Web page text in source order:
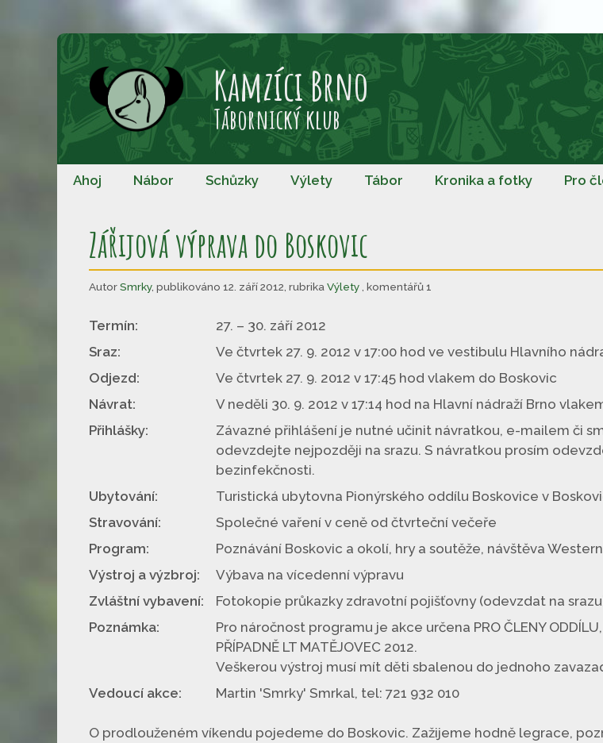
Přeskočit
Kamzíci Brno
Tábornický klub
Ahoj Nábor Schůzky Výlety Tábor Kronika a fotky Pro
Zářijová výprava do Boskovic
AutorSmrky, publikováno 12. září 2012 rubrika Výlety , komentářů 1
Termín:
27. – 30. září 2012
Sraz:
Ve čtvrtek 27. 9. 2012 v 17:00 hod ve vestibulu Hlavního
Odjezd:
Ve čtvrtek 27. 9. 2012 v 17:45 hod vlakem do Boskovic
Návrat:
V neděli 30. 9. 2012 v 17:14 hod na Hlavní nádraží Brno
Přihlášky:
Závazné přihlášení je nutné učinit návratkou, e-mailem či
odevzdejte nejpozději na srazu. S návratkou prosím
bezinfekčnosti.
Ubytování:
Turistická ubytovna Pionýrského oddílu Boskovice v
Stravování:
Společné vaření v ceně od čtvrteční večeře
Program:
Poznávání Boskovic a okolí, hry a soutěže, návštěva
Výstroj a výzbroj:
Výbava na vícedenní výpravu
Zvláštní vybavení:
Fotokopie průkazky zdravotní pojišťovny (odevzdat na
Poznámka:
Pro náročnost programu je akce určena PRO ČLENY ODDÍLU,
PŘÍPADNĚ LT MATĚJOVEC 2012.
Veškerou výstroj musí mít děti sbalenou do jednoho
Vedoucí akce:
Martin 'Smrky' Smrkal, tel: 721 932 010
O prodlouženém víkendu pojedeme do Boskovic. Zažijeme hodně legrace,